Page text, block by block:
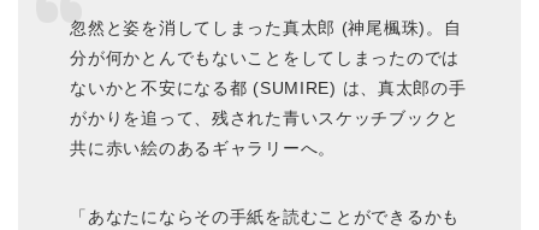
忽然と姿を消してしまった真太郎 (神尾楓珠)。自
分が何かとんでもないことをしてしまったのでは
ないかと不安になる都 (SUMIRE) は、真太郎の手
がかりを追って、残された青いスケッチブックと
共に赤い絵のあるギャラリーへ。
「あなたにならその手紙を読むことができるかも